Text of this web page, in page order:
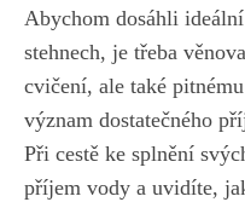
Abychom dosáhli
stehnech, je třeba
cvičení, ale ​také⁢
význam dostatečného
Při cestě ke ​splnění
příjem vody a uvidíte,